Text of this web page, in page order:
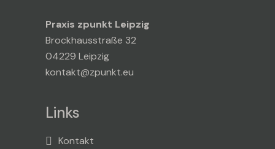
Praxis zpunkt Leipzig
Brockhausstraße 32
04229 Leipzig
kontakt@zpunkt.eu
Links
Kontakt